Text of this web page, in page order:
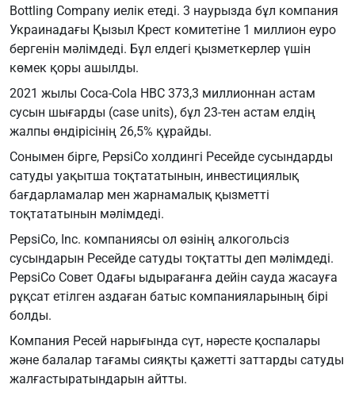
Bottling Company иелік етеді. 3 наурызда бұл компания
Украинадағы Қызыл Крест комитетіне 1 миллион еуро
бергенін мәлімдеді. Бұл елдегі қызметкерлер үшін
көмек қоры ашылды.
2021 жылы Coca-Cola HBC 373,3 миллионнан астам
сусын шығарды (case units), бұл 23-тен астам елдің
жалпы өндірісінің 26,5% құрайды.
Сонымен бірге, PepsiCo холдингі Ресейде сусындарды
сатуды уақытша тоқтататынын, инвестициялық
бағдарламалар мен жарнамалық қызметті
тоқтататынын мәлімдеді.
PepsiCo, Inc. компаниясы ол өзінің алкогольсіз
сусындарын Ресейде сатуды тоқтатты деп мәлімдеді.
PepsiCo Совет Одағы ыдырағанға дейін сауда жасауға
рұқсат етілген аздаған батыс компанияларының бірі
болды.
Компания Ресей нарығында сүт, нәресте қоспалары
және балалар тағамы сияқты қажетті заттарды сатуды
жалғастыратындарын айтты.